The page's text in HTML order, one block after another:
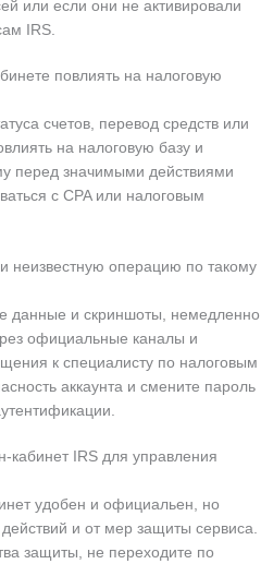
или если они не активировали
IRS.
повлиять на налоговую
счетов, перевод средств или
на налоговую базу и
перед значимыми действиями
с CPA или налоговым
неизвестную операцию по такому
данные и скриншоты, немедленно
официальные каналы и
к специалисту по налоговым
аккаунта и смените пароль
кабинет IRS для управления
удобен и официальен, но
и от мер защиты сервиса.
защиты, не переходите по